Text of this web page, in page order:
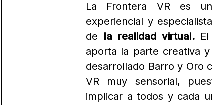
La Frontera VR es
experiencial y
de la realidad virtual. El
aporta la parte creativa
desarrollado Barro y Oro
VR muy sensorial,
implicar a todos y cada